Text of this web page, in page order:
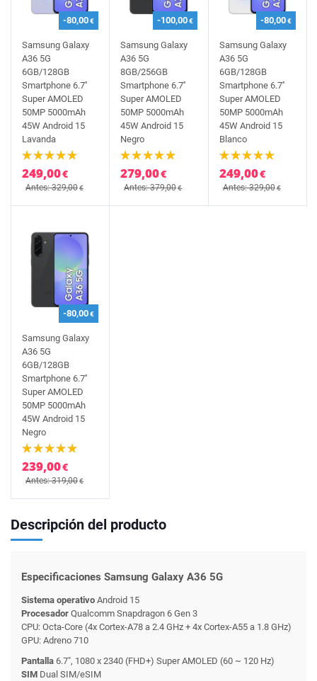
-80,00€
Samsung Galaxy
A36 5G
6GB/128GB
Smartphone 6.7''
Super AMOLED
50MP 5000mAh
45W Android 15
Lavanda
249,00€
Antes: 329,00€
-100,00€
Samsung Galaxy
A36 5G
8GB/256GB
Smartphone 6.7''
Super AMOLED
50MP 5000mAh
45W Android 15
Negro
279,00€
Antes: 379,00€
-80,00€
Samsung Galaxy
A36 5G
6GB/128GB
Smartphone 6.7''
Super AMOLED
50MP 5000mAh
45W Android 15
Blanco
249,00€
Antes: 329,00€
-80,00€
Samsung Galaxy
A36 5G
6GB/128GB
Smartphone 6.7''
Super AMOLED
50MP 5000mAh
45W Android 15
Negro
239,00€
Antes: 319,00€
Descripción del producto
Especificaciones Samsung Galaxy A36 5G
Sistema operativo Android 15
Procesador Qualcomm Snapdragon 6 Gen 3
CPU: Octa-Core (4x Cortex-A78 a 2.4 GHz + 4x Cortex-A55 a 1.8 GHz)
GPU: Adreno 710
Pantalla 6.7", 1080 x 2340 (FHD+) Super AMOLED (60 ~ 120 Hz)
SIM Dual SIM/eSIM